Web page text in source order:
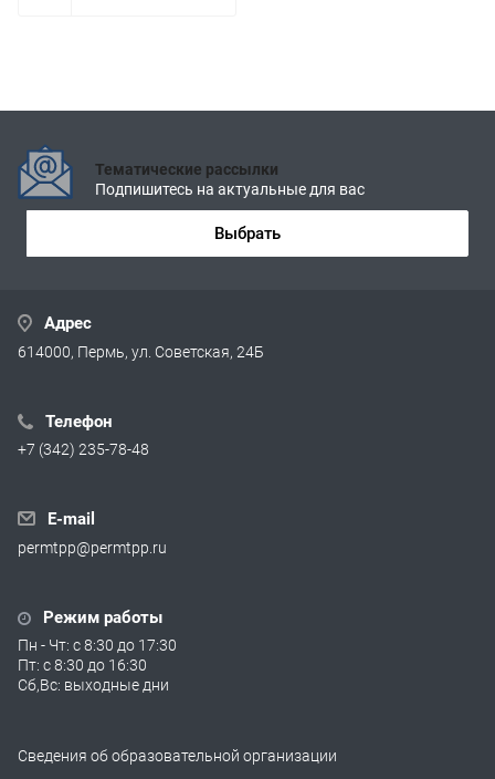
Тематические рассылки
Подпишитесь на актуальные для вас
Выбрать
Адрес
614000, Пермь, ул. Советская, 24Б
Телефон
+7 (342) 235-78-48
E-mail
permtpp@permtpp.ru
Режим работы
Пн - Чт: с 8:30 до 17:30
Пт: с 8:30 до 16:30
Сб,Вс: выходные дни
Сведения об образовательной организации